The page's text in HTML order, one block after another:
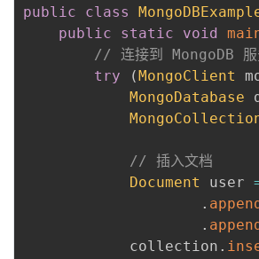
public class
public
static void
// 连接到 MongoDB 服
try
( MongoClient
MongoDatabase
// 插入文档
Document
user
. append
. append
            collection
.